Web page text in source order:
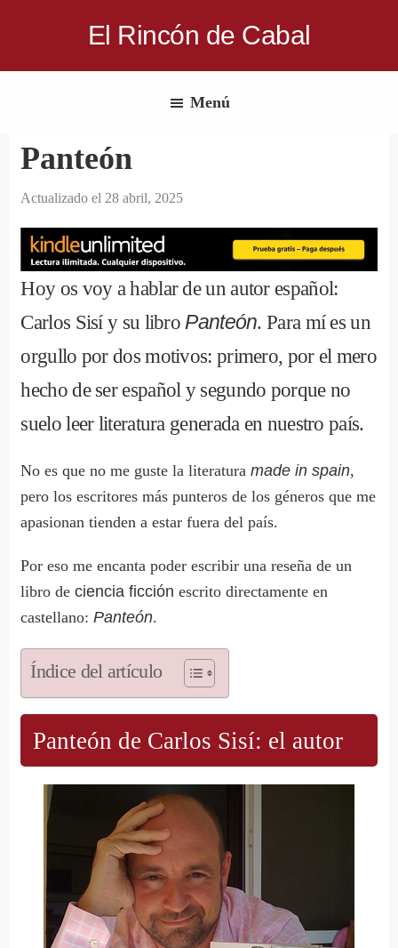
El Rincón de Cabal
reúnen
hablar
libros
ficción
Menú
Panteón
Actualizado el 28 abril, 2025
Hoy os voy a hablar de un autor español:
Carlos Sisí y su libroPanteón. Para mí es un
orgullo por dos motivos: primero, por el mero
hecho de ser español y segundo porque no
suelo leer literatura generada en nuestro país.
No es que no me guste la literaturamade in spain,
pero los escritores más punteros de los géneros que me
apasionan tienden a estar fuera del país.
Por eso me encanta poder escribir una reseña de un
libro deciencia ficción escrito directamente en
castellano:Panteón.
Índice del artículo
Panteón de Carlos Sisí: el autor